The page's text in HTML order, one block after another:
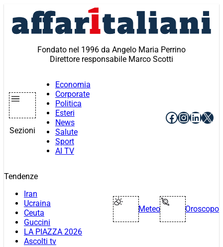
contenuto
Fondato nel 1996 da Angelo Maria Perrino
Direttore responsabile Marco Scotti
Sezioni
Economia
Corporate
Politica
Esteri
News
Salute
Sport
AI TV
Facebook
X
Tendenze
Iran
Ucraina
Ceuta
Guccini
LA PIAZZA 2026
Ascolti tv
Meteo Oroscopo